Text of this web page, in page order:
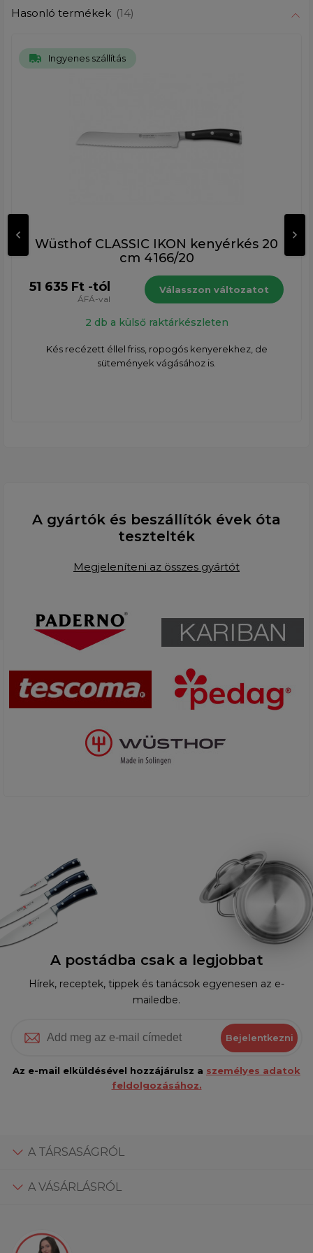
Hasonló termékek (14)
Ingyenes szállítás
Wüsthof CLASSIC IKON kenyérkés 20
cm 4166/20
51 635 Ft -tól
ÁFÁ-val
Válasszon változatot
2 db a külső raktárkészleten
Kés recézett éllel friss, ropogós kenyerekhez, de
sütemények vágásához is.
A gyártók és beszállítók évek óta
tesztelték
Megjeleníteni az összes gyártót
A postádba csak a legjobbat
Hírek, receptek, tippek és tanácsok egyenesen az e-
mailedbe.
Bejelentkezni
Az e-mail elküldésével hozzájárulsz a személyes adatok
feldolgozásához.
A TÁRSASÁGRÓL
A VÁSÁRLÁSRÓL